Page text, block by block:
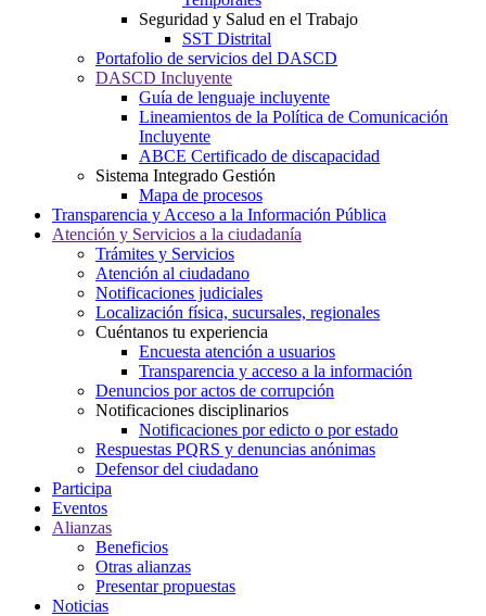
Seguridad y Salud en el Trabajo
SST Distrital
Portafolio de servicios del DASCD
DASCD Incluyente
Guía de lenguaje incluyente
Lineamientos de la Política de Comunicación
Incluyente
ABCE Certificado de discapacidad
Sistema Integrado Gestión
Mapa de procesos
Transparencia y Acceso a la Información Pública
Atención y Servicios a la ciudadanía
Trámites y Servicios
Atención al ciudadano
Notificaciones judiciales
Localización física, sucursales, regionales
Cuéntanos tu experiencia
Encuesta atención a usuarios
Transparencia y acceso a la información
Denuncios por actos de corrupción
Notificaciones disciplinarios
Notificaciones por edicto o por estado
Respuestas PQRS y denuncias anónimas
Defensor del ciudadano
Participa
Eventos
Alianzas
Beneficios
Otras alianzas
Presentar propuestas
Noticias